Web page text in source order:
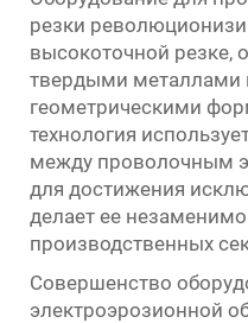
резки
высокоточной резке,
твердыми
геометрическими
технология
между проволочным
для достижения
делает ее
производственных
Совершенство
электроэрозионной